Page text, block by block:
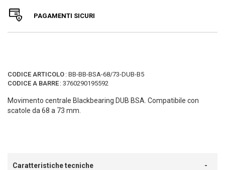
PAGAMENTI SICURI
CODICE ARTICOLO : BB-BB-BSA-68/73-DUB-B5
CODICE A BARRE : 3760290195592
Movimento centrale Blackbearing DUB BSA. Compatibile con
scatole da 68 a 73 mm.
Caratteristiche tecniche